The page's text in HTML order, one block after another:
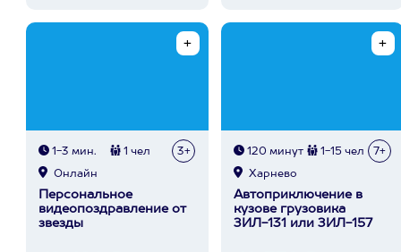
1-3 мин. 1 чел 3+
Онлайн
Персональное
видеопоздравление от
звезды
120 минут 1-15 чел 7+
Харнево
Автоприключение в
кузове грузовика
ЗИЛ-131 или ЗИЛ-157